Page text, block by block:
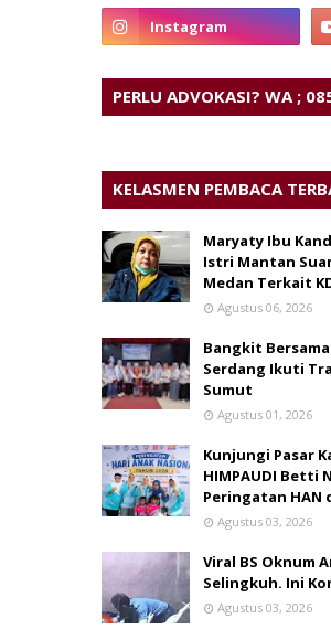
PERLU ADVOKASI? WA ;
KELASMEN PEMBACA
Maryaty Ibu
Istri Mantan
Medan Terkait
Agustus 06, 2026
Bangkit
Serdang Ikuti
Sumut
Agustus 01, 2026
Kunjungi Pasar
HIMPAUDI Betti
Peringatan HAN
Agustus 03, 2026
Viral BS Oknum
Selingkuh. Ini
Agustus 03, 2026